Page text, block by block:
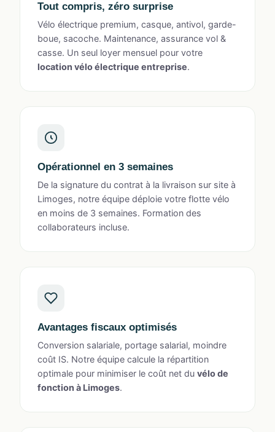
Tout compris, zéro surprise
Vélo électrique premium, casque, antivol, garde-
boue, sacoche. Maintenance, assurance vol &
casse. Un seul loyer mensuel pour votre
location vélo électrique entreprise.
Opérationnel en 3 semaines
De la signature du contrat à la livraison sur site à
Limoges, notre équipe déploie votre flotte vélo
en moins de 3 semaines. Formation des
collaborateurs incluse.
Avantages fiscaux optimisés
Conversion salariale, portage salarial, moindre
coût IS. Notre équipe calcule la répartition
optimale pour minimiser le coût net du vélo de
fonction à Limoges.